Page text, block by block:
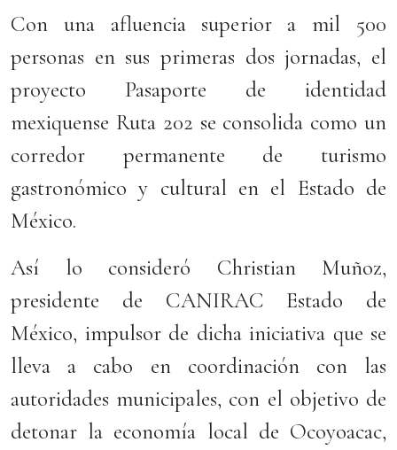
Con una afluencia superior a mil 500
personas en sus primeras dos jornadas, el
proyecto Pasaporte de identidad
mexiquense Ruta 202 se consolida como un
corredor permanente de turismo
gastronómico y cultural en el Estado de
México.
Así lo consideró Christian Muñoz,
presidente de CANIRAC Estado de
México, impulsor de dicha iniciativa que se
lleva a cabo en coordinación con las
autoridades municipales, con el objetivo de
detonar la economía local de Ocoyoacac,